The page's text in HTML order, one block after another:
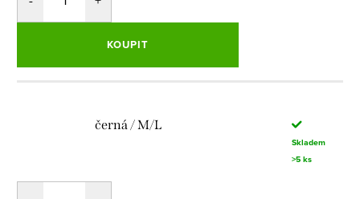
KOUPIT
černá / M/L
Skladem
>5 ks